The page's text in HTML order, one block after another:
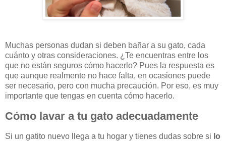
Muchas personas dudan si deben bañar a su gato, cada
cuánto y otras consideraciones. ¿Te encuentras entre los
que no están seguros cómo hacerlo? Pues la respuesta es
que aunque realmente no hace falta, en ocasiones puede
ser necesario, pero con mucha precaución. Por eso, es muy
importante que tengas en cuenta cómo hacerlo.
Cómo lavar a tu gato adecuadamente
Si un gatito nuevo llega a tu hogar y tienes dudas sobre si lo